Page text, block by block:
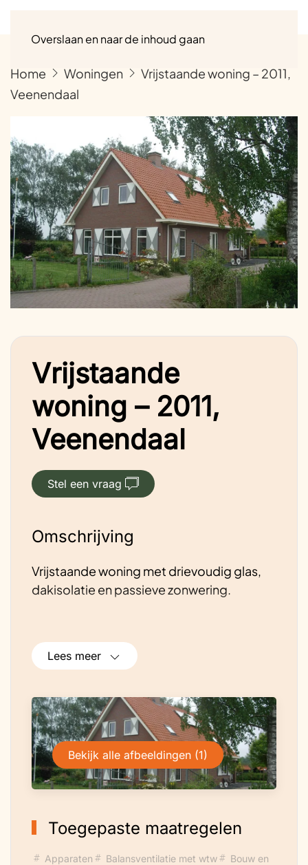
Overslaan en naar de inhoud gaan
Home Woningen
Vrijstaande woning – 2011,
Veenendaal
Vrijstaande
woning – 2011,
Veenendaal
Stel een vraag
Omschrijving
Vrijstaande woning met drievoudig glas,
dakisolatie en passieve zonwering.
Lees meer
Bekijk alle afbeeldingen (1)
Toegepaste maatregelen
Apparaten Balansventilatie met wtw
Bouw en